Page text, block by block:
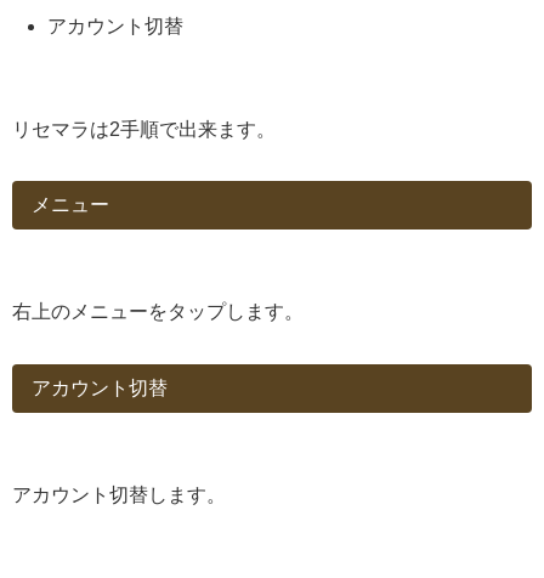
アカウント切替
リセマラは2手順で出来ます。
メニュー
右上のメニューをタップします。
アカウント切替
アカウント切替します。